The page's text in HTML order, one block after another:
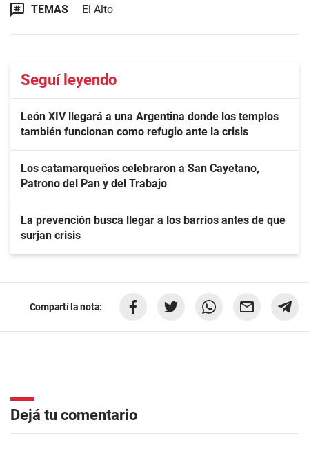
TEMAS El Alto
Seguí leyendo
León XIV llegará a una Argentina donde los templos
también funcionan como refugio ante la crisis
Los catamarqueños celebraron a San Cayetano,
Patrono del Pan y del Trabajo
La prevención busca llegar a los barrios antes de que
surjan crisis
Compartí la nota:
Dejá tu comentario